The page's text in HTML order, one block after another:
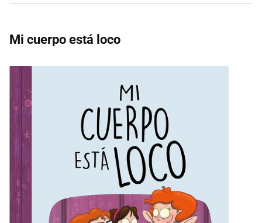
Mi cuerpo está loco